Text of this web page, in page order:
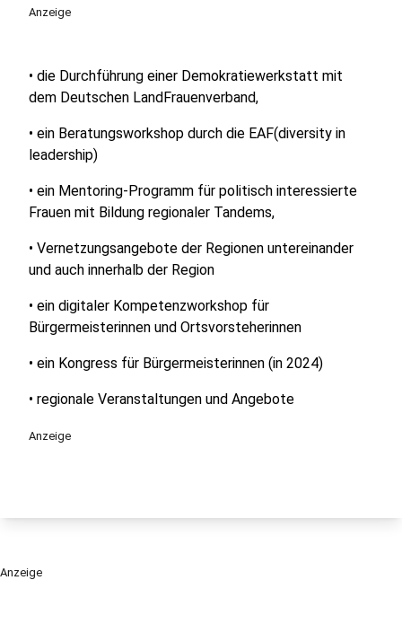
Anzeige
• die Durchführung einer Demokratiewerkstatt mit
dem Deutschen LandFrauenverband,
• ein Beratungsworkshop durch die EAF(diversity in
leadership)
• ein Mentoring-Programm für politisch interessierte
Frauen mit Bildung regionaler Tandems,
• Vernetzungsangebote der Regionen untereinander
und auch innerhalb der Region
• ein digitaler Kompetenzworkshop für
Bürgermeisterinnen und Ortsvorsteherinnen
• ein Kongress für Bürgermeisterinnen (in 2024)
• regionale Veranstaltungen und Angebote
Anzeige
Anzeige